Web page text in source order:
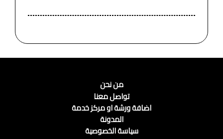
من نحن
تواصل معنا
اضافة ورشة او مركز خدمة
المدونة
سياسة الخصوصية